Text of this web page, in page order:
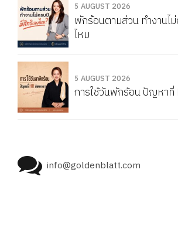
5 AUGUST 2026
พักร้อนตามส่วน ทำงานไ
ไหม
5 AUGUST 2026
การใช้วันพักร้อน ปัญหาที่
info@goldenblatt.com